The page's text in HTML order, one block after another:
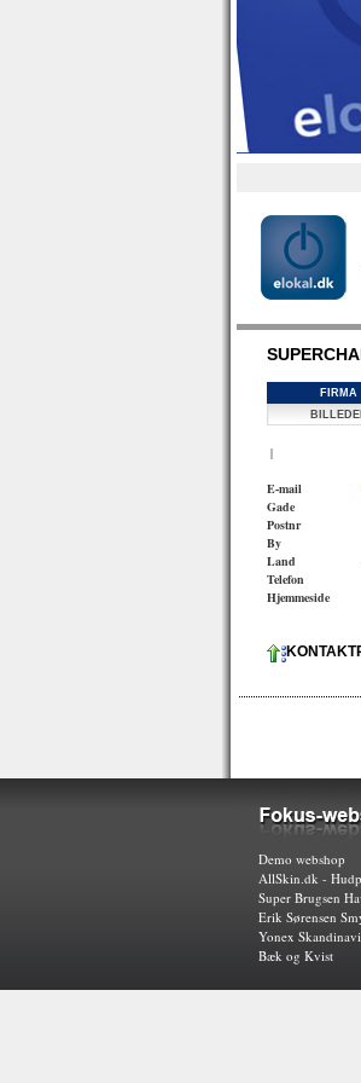
FIRMA
|
E-mail
Gade
Postnr
By
Land
Telefon
Hjemmeside
Demo webshop
AllSkin.dk -
Super Brugsen
Erik Sørensen
Yonex
Bæk og Kvist